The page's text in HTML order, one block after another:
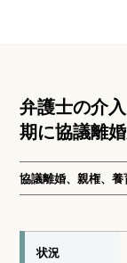
弁護士の介
期に協議離
協議離婚、親権、
状況